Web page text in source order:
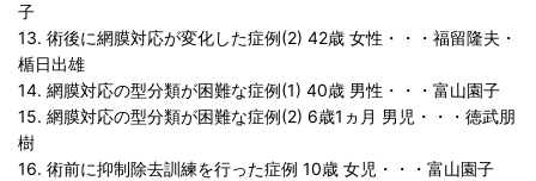
子
13. 術後に網膜対応が変化した症例(2) 42歳 女性・・・福留隆夫・
楯日出雄
14. 網膜対応の型分類が困難な症例(1) 40歳 男性・・・富山園子
15. 網膜対応の型分類が困難な症例(2) 6歳1ヵ月 男児・・・徳武朋
樹
16. 術前に抑制除去訓練を行った症例 10歳 女児・・・富山園子